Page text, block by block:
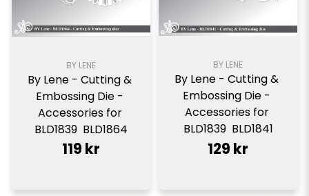
BY LENE
By Lene - Cutting &
Embossing Die -
Accessories for
BLD1839  BLD1864
119 kr
BY LENE
By Lene - Cutting &
Embossing Die -
Accessories for
BLD1839  BLD1841
129 kr